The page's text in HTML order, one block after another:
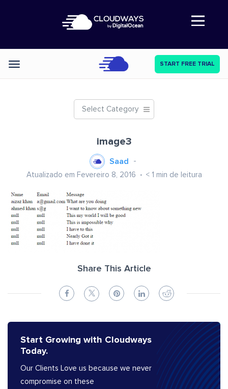
Abre a navegação
Categories START FREE TRIAL
Select Category
image3
Saad
Atualizado em Fevereiro 8, 2016 < 1 min de leitura
Share This Article
Start Growing with Cloudways
Today.
Our Clients Love us because we never
compromise on these